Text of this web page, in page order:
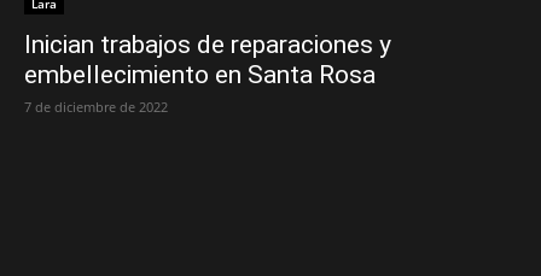
Lara
Inician trabajos de reparaciones y
embellecimiento en Santa Rosa
7 de diciembre de 2022